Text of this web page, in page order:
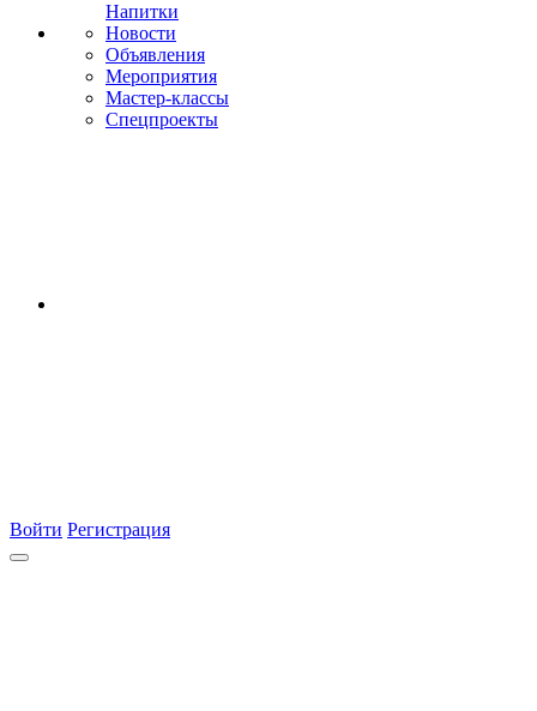
Напитки
Новости
Объявления
Мероприятия
Мастер-классы
Спецпроекты
Войти Регистрация